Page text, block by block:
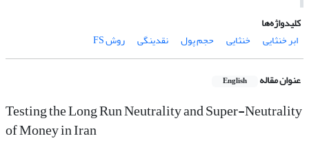
کلیدواژه‌ها
ابر خنثایی
خنثایی حجم پول نقدینگی روش FS
عنوان مقاله English
Testing the Long Run Neutrality and Super-Neutrality
of Money in Iran